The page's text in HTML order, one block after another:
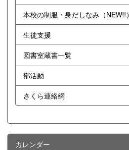
本校の制服・身だしなみ（NEW!!）
生徒支援
図書室蔵書一覧
部活動
さくら連絡網
カレンダー